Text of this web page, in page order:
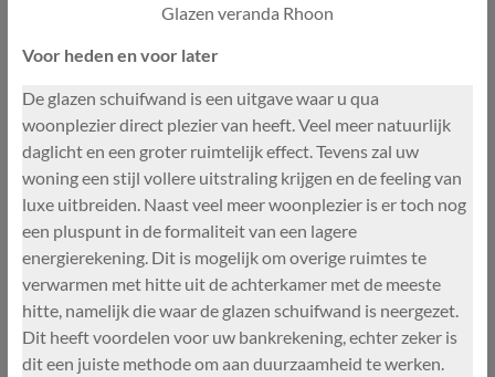
Glazen veranda Rhoon
Voor heden en voor later
De glazen schuifwand is een uitgave waar u qua
woonplezier direct plezier van heeft. Veel meer natuurlijk
daglicht en een groter ruimtelijk effect. Tevens zal uw
woning een stijl vollere uitstraling krijgen en de feeling van
luxe uitbreiden. Naast veel meer woonplezier is er toch nog
een pluspunt in de formaliteit van een lagere
energierekening. Dit is mogelijk om overige ruimtes te
verwarmen met hitte uit de achterkamer met de meeste
hitte, namelijk die waar de glazen schuifwand is neergezet.
Dit heeft voordelen voor uw bankrekening, echter zeker is
dit een juiste methode om aan duurzaamheid te werken.